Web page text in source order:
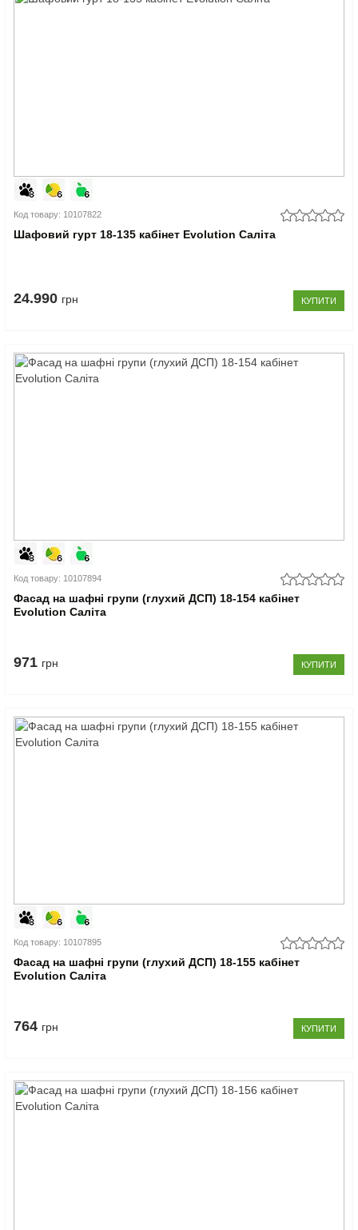
Код товару: 10107822
Шафовий гурт 18-135 кабінет Evolution Саліта
24.990 грн КУПИТИ
Код товару: 10107894
Фасад на шафні групи (глухий ДСП) 18-154 кабінет
Evolution Саліта
971 грн КУПИТИ
Код товару: 10107895
Фасад на шафні групи (глухий ДСП) 18-155 кабінет
Evolution Саліта
764 грн КУПИТИ